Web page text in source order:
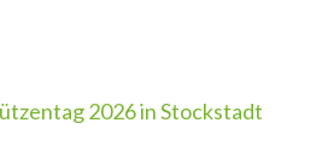
2026 in Stockstadt